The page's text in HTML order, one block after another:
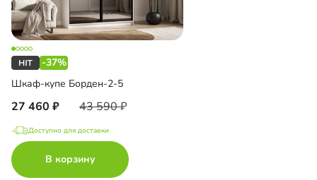
-37%
Шкаф-купе Борден-2-5
27 460 43 590
Доступно для доставки
В корзину